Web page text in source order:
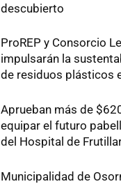
descubierto
ProREP y Consorcio
impulsarán la
de residuos plásticos
Aprueban más de
equipar el futuro
del Hospital de
Municipalidad de